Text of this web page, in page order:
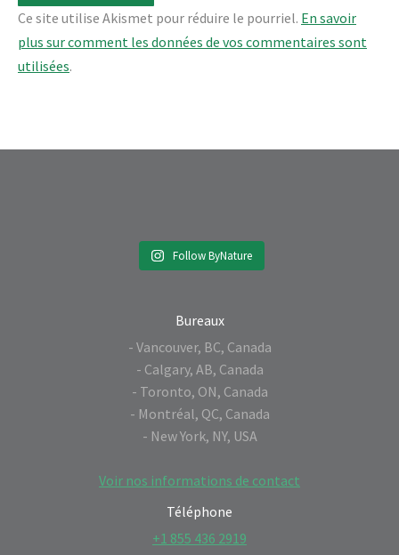
Ce site utilise Akismet pour réduire le pourriel. En savoir
plus sur comment les données de vos commentaires sont
utilisées.
Follow ByNature
Bureaux
- Vancouver, BC, Canada
- Calgary, AB, Canada
- Toronto, ON, Canada
- Montréal, QC, Canada
- New York, NY, USA
Voir nos informations de contact
Téléphone
+1 855 436 2919